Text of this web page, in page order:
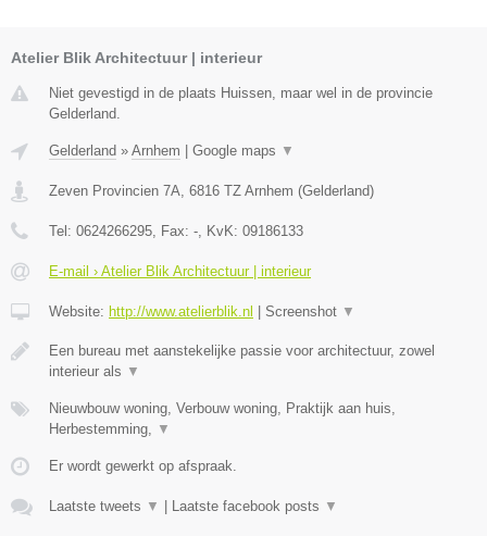
Atelier Blik Architectuur | interieur
Niet gevestigd in de plaats Huissen, maar wel in de provincie
Gelderland.
Gelderland » Arnhem | Google maps ▼
Zeven Provincien 7A 6816 TZ Arnhem (Gelderland)
Tel: 0624266295 , Fax: - , KvK: 09186133
E-mail › Atelier Blik Architectuur | interieur
Website: http://www.atelierblik.nl | Screenshot ▼
Een bureau met aanstekelijke passie voor architectuur, zowel
interieur als ▼
Nieuwbouw woning, Verbouw woning, Praktijk aan huis,
Herbestemming,
▼
Er wordt gewerkt op afspraak.
Laatste tweets ▼ | Laatste facebook posts ▼